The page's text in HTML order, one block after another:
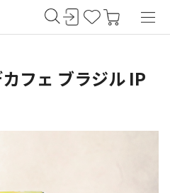
フェ ブラジル IP